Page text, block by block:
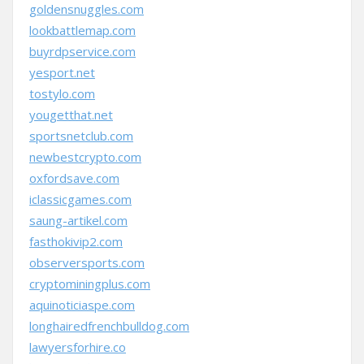
goldensnuggles.com
lookbattlemap.com
buyrdpservice.com
yesport.net
tostylo.com
yougetthat.net
sportsnetclub.com
newbestcrypto.com
oxfordsave.com
iclassicgames.com
saung-artikel.com
fasthokivip2.com
observersports.com
cryptominingplus.com
aquinoticiaspe.com
longhairedfrenchbulldog.com
lawyersforhire.co